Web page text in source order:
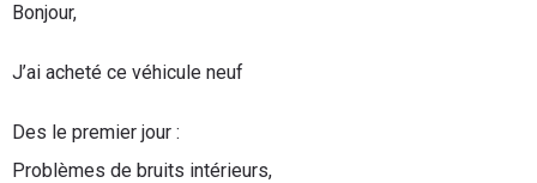
Bonjour,
J’ai acheté ce véhicule neuf
Des le premier jour :
Problèmes de bruits intérieurs,